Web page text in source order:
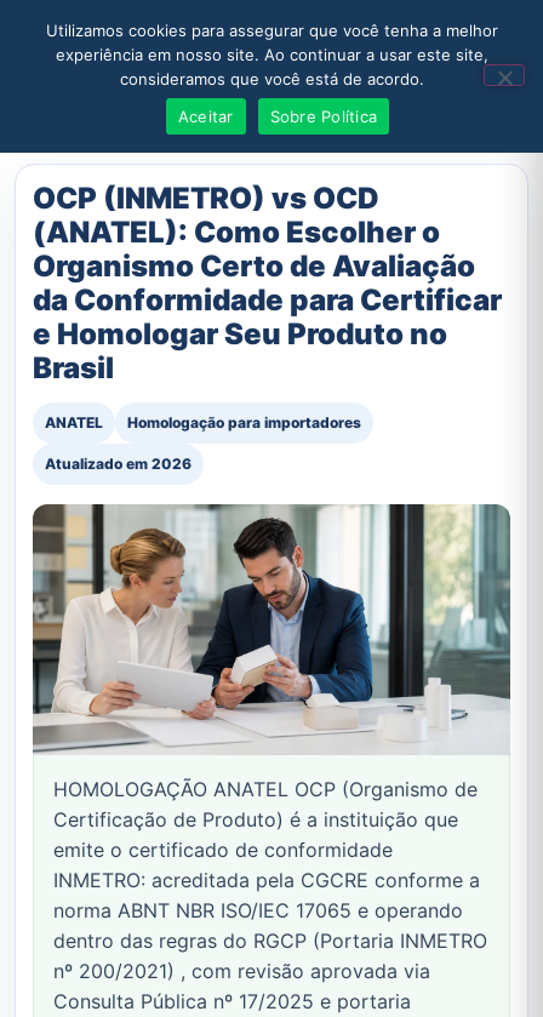
Solicitar Orçamento
OCP (INMETRO) vs OCD
(ANATEL): Como Escolher o
Organismo Certo de Avaliação
da Conformidade para Certificar
e Homologar Seu Produto no
Brasil
ANATEL Homologação para importadores
Atualizado em 2026
HOMOLOGAÇÃO ANATEL OCP (Organismo de
Certificação de Produto) é a instituição que
emite o certificado de conformidade
INMETRO: acreditada pela CGCRE conforme a
norma ABNT NBR ISO/IEC 17065 e operando
dentro das regras do RGCP (Portaria INMETRO
nº 200/2021) , com revisão aprovada via
Consulta Pública nº 17/2025 e portaria
Utilizamos cookies para assegurar que você tenha a melhor
experiência em nosso site. Ao continuar a usar este site,
consideramos que você está de acordo.
Aceitar
Sobre Política